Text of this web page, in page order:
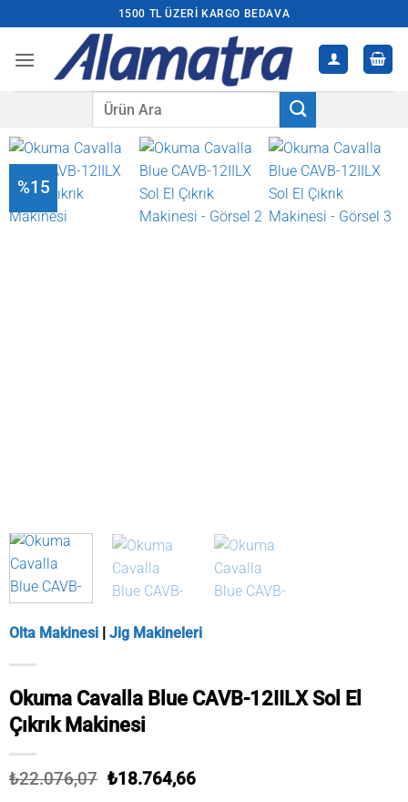
atla
1500 TL ÜZERI KARGO BEDAVA
Ara:
%15
Olta Makinesi | Jig Makineleri
Okuma Cavalla Blue CAVB-12IILX Sol El
Çıkrık Makinesi
₺22.076,07 Orijinal
₺18.764,66Şu